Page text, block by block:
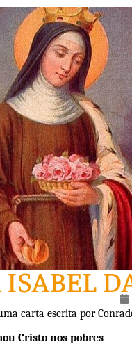
ISABEL
carta escrita por
Cristo nos pobres